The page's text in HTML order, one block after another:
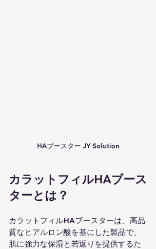
HAブースター JY Solution
カラットフィルHAブース
ターとは？
カラットフィルHAブースターは、高品
質なヒアルロン酸を基にした製品で、
肌に強力な保湿と若返りを提供するた